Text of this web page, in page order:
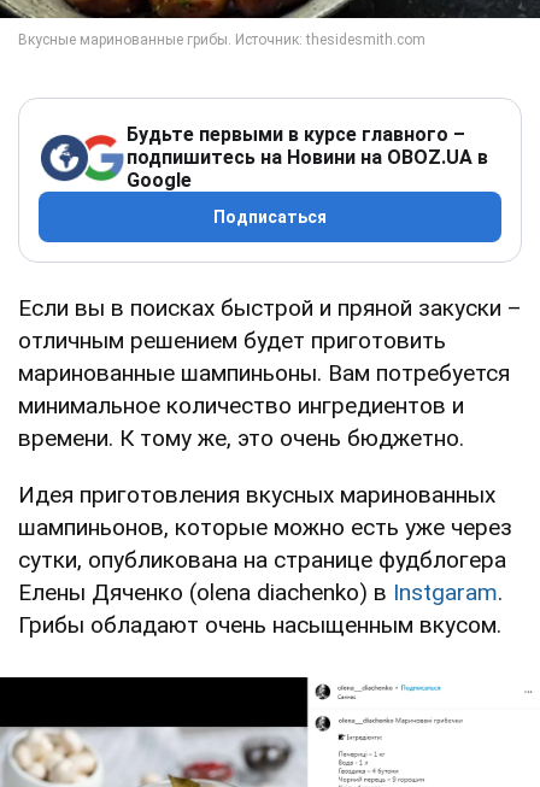
Будьте первыми в курсе главного –
подпишитесь на Новини на OBOZ.UA в
Google
Подписаться
Если вы в поисках быстрой и пряной закуски –
отличным решением будет приготовить
маринованные шампиньоны. Вам потребуется
минимальное количество ингредиентов и
времени. К тому же, это очень бюджетно.
Идея приготовления вкусных маринованных
шампиньонов, которые можно есть уже через
сутки, опубликована на странице фудблогера
Елены Дяченко (olena diachenko) в Instgaram.
Грибы обладают очень насыщенным вкусом.